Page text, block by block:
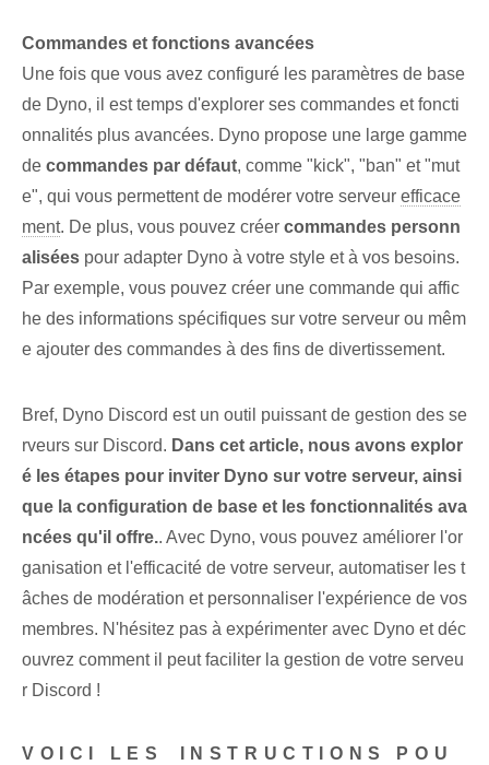
Commandes et fonctions avancées
Une fois que vous avez configuré les paramètres de base
de Dyno, il est temps d'explorer ses commandes et foncti
onnalités plus avancées. Dyno propose une large gamme
de commandes par défaut, comme "kick", "ban" et "mut
e", qui vous permettent de modérer votre serveur efficace
ment. De plus, vous pouvez‍ créer commandes personn
alisées pour adapter Dyno à votre style et à vos besoins.
Par exemple, vous pouvez créer une commande qui affic
he des informations spécifiques sur votre serveur ou mêm
e ajouter des commandes à des fins de divertissement.
Bref, Dyno Discord est un outil puissant de gestion des se
rveurs sur Discord. Dans cet article, nous avons explor
é les étapes pour inviter Dyno sur votre serveur, ainsi
que la configuration de base et les fonctionnalités ava
ncées qu'il offre.. Avec Dyno, vous pouvez améliorer l'or
ganisation et l'efficacité de votre serveur, automatiser les t
âches de modération et personnaliser l'expérience de vos
membres. N'hésitez pas à expérimenter avec Dyno et déc
ouvrez comment il peut faciliter la gestion de votre serveu
r Discord !
VOICI LES ⁢INSTRUCTIONS‍ POU